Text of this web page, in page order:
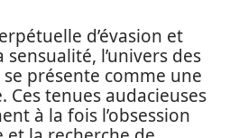
d’évasion et
sensualité, l’univers des
présente comme une
Ces tenues audacieuses
à la fois l’obsession